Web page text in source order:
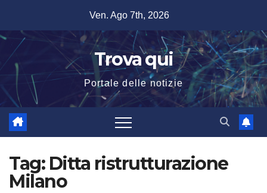
contenuto
Ven. Ago 7th, 2026
Trova qui
Portale delle notizie
Tag: Ditta ristrutturazione
Milano